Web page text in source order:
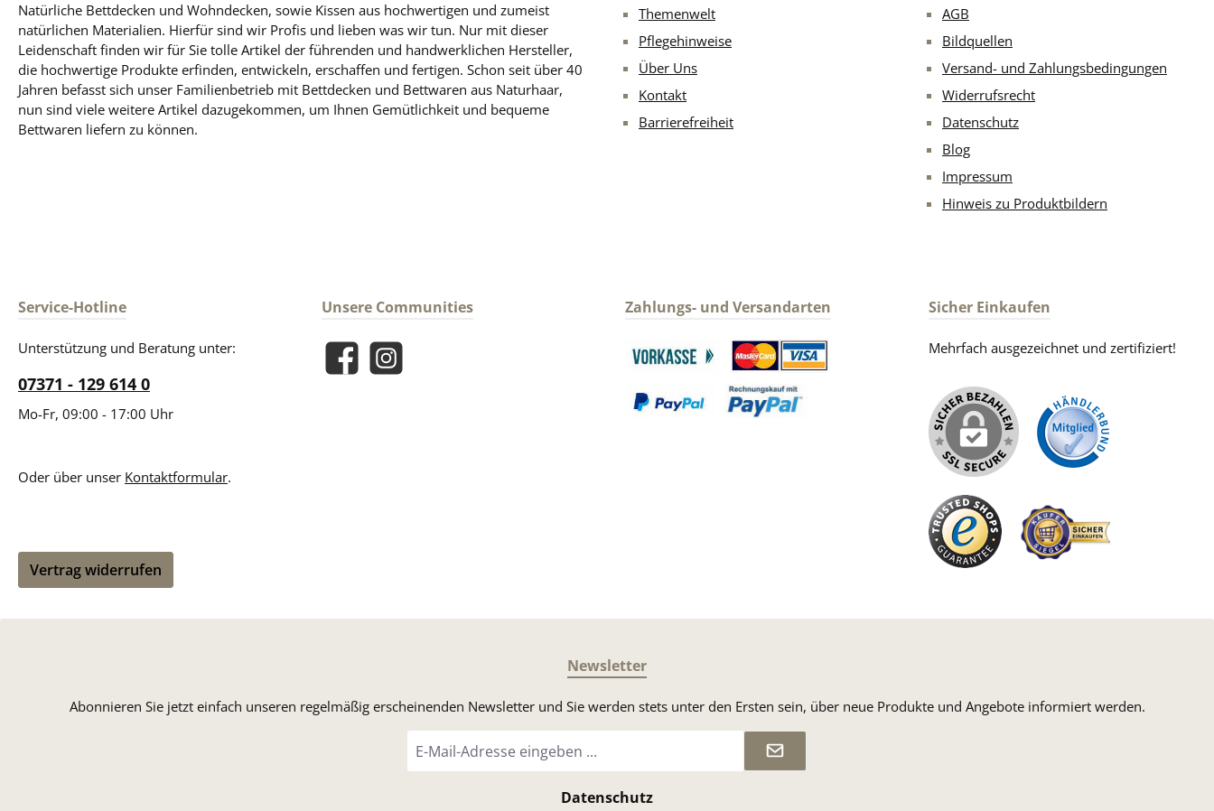
Natürliche Bettdecken und Wohndecken, sowie Kissen aus hochwertigen und zumeist
natürlichen Materialien. Hierfür sind wir Profis und lieben was wir tun. Nur mit dieser
Leidenschaft finden wir für Sie tolle Artikel der führenden und handwerklichen Hersteller,
die hochwertige Produkte erfinden, entwickeln, erschaffen und fertigen. Schon seit über 40
Jahren befasst sich unser Familienbetrieb mit Bettdecken und Bettwaren aus Naturhaar,
nun sind viele weitere Artikel dazugekommen, um Ihnen Gemütlichkeit und bequeme
Bettwaren liefern zu können.
Themenwelt
Pflegehinweise
Über Uns
Kontakt
Barrierefreiheit
AGB
Bildquellen
Versand- und Zahlungsbedingungen
Widerrufsrecht
Datenschutz
Blog
Impressum
Hinweis zu Produktbildern
Service-Hotline
Unterstützung und Beratung unter:
07371 - 129 614 0
Mo-Fr, 09:00 - 17:00 Uhr
Oder über unser Kontaktformular.
Vertrag widerrufen
Unsere Communities
FacebookInstagram
Zahlungs- und Versandarten
Benutzerdefiniertes Bild 1Benutzerdefiniertes Bild 2
Sicher Einkaufen
Mehrfach ausgezeichnet und zertifiziert!
Newsletter
Abonnieren Sie jetzt einfach unseren regelmäßig erscheinenden Newsletter und Sie werden stets unter den Ersten sein, über neue Produkte und Angebote informiert werden.
Mail-
Adresse
Datenschutz